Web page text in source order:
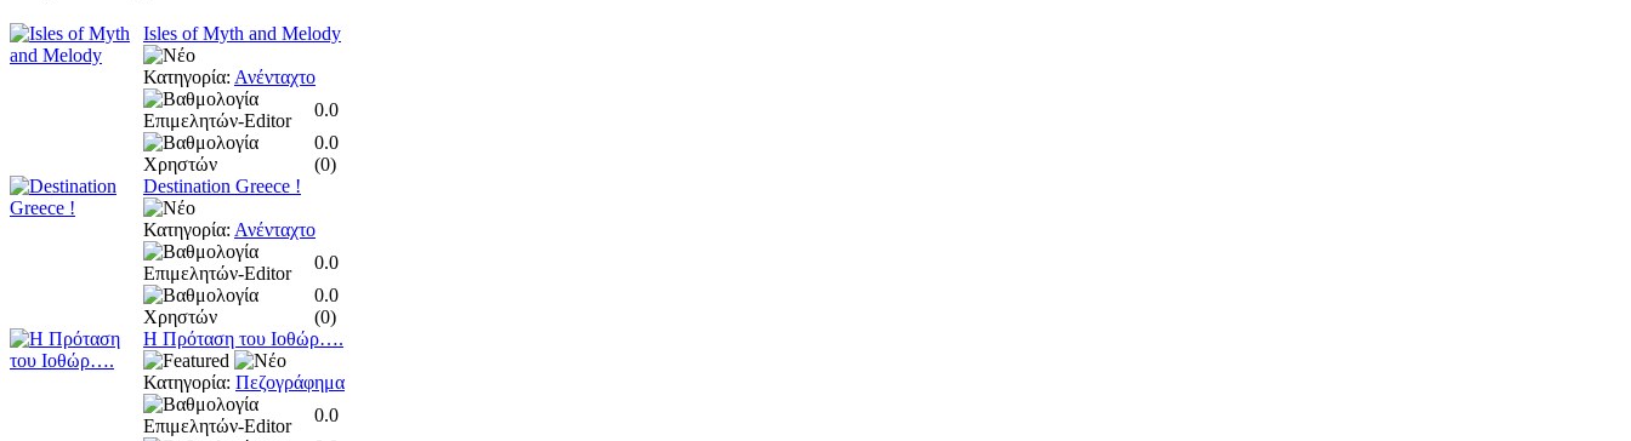
Isles of Myth and Melody
Κατηγορία: Ανένταχτο
0.0
0.0
(0)
Destination Greece !
Κατηγορία: Ανένταχτο
0.0
0.0
(0)
Η Πρόταση του Ιοθώρ….
Κατηγορία: Πεζογράφημα
0.0